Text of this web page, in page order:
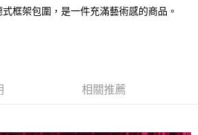
框架包圍，是一件充滿藝術感的商品。
相關推薦